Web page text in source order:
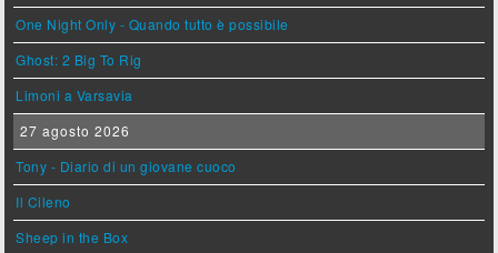
One Night Only - Quando tutto è possibile
Ghost: 2 Big To Rig
Limoni a Varsavia
27 agosto 2026
Tony - Diario di un giovane cuoco
Il Cileno
Sheep in the Box